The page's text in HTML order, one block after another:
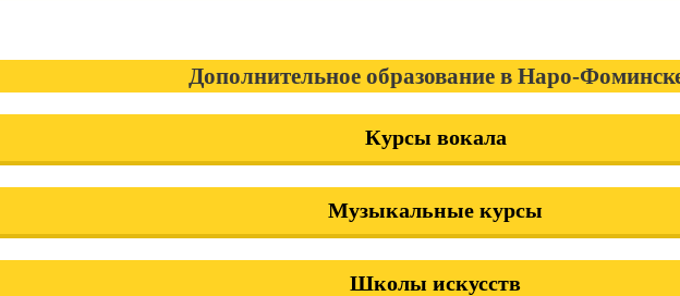
Дополнительное образование в Наро-
Курсы вокала
Музыкальные курсы
Школы искусств